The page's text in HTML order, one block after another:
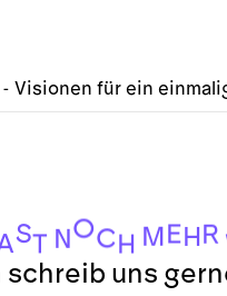
Visionen für ein
ST N OCH M E H R
schreib uns